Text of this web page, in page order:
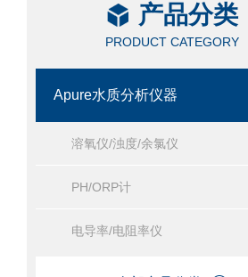
产品分类
PRODUCT CATEGORY
Apure水质分析仪器
溶氧仪/浊度/余氯仪
PH/ORP计
电导率/电阻率仪